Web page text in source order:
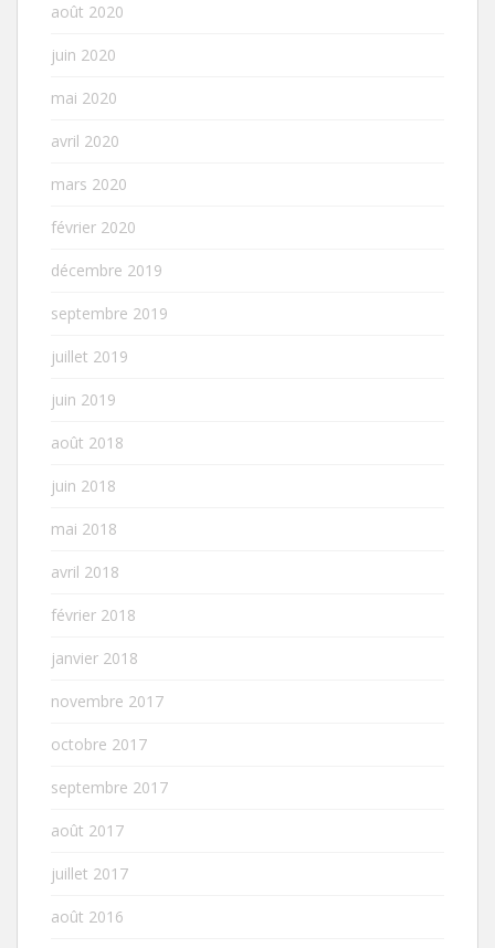
août 2020
juin 2020
mai 2020
avril 2020
mars 2020
février 2020
décembre 2019
septembre 2019
juillet 2019
juin 2019
août 2018
juin 2018
mai 2018
avril 2018
février 2018
janvier 2018
novembre 2017
octobre 2017
septembre 2017
août 2017
juillet 2017
août 2016